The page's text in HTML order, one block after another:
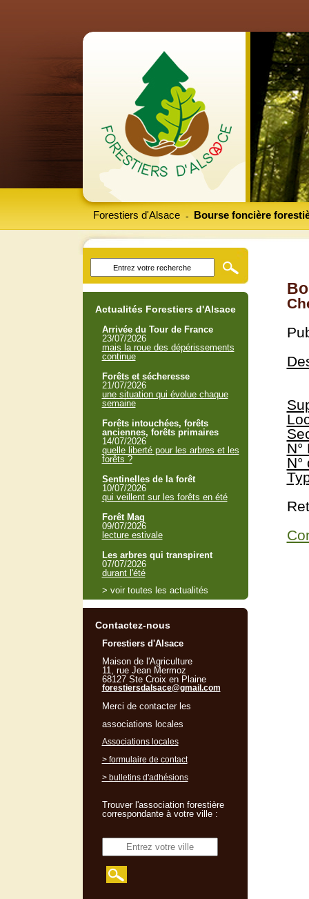
Forestiers d'Alsace Bourse foncière
-
N°
N°
Actualités Forestiers d'Alsace
Arrivée du Tour de France
23/07/2026
mais la roue des dépérissements
continue
Forêts et sécheresse
21/07/2026
une situation qui évolue chaque
semaine
Forêts intouchées, forêts
anciennes, forêts primaires
14/07/2026
quelle liberté pour les arbres et les
forêts ?
Sentinelles de la forêt
10/07/2026
qui veillent sur les forêts en été
Forêt Mag
09/07/2026
lecture estivale
Les arbres qui transpirent
07/07/2026
durant l'été
> voir toutes les actualités
Contactez-nous
Forestiers d'Alsace
Maison de l'Agriculture
11, rue Jean Mermoz
68127 Ste Croix en Plaine
forestiersdalsace@gmail.com
Merci de contacter les
associations locales
Associations locales
> formulaire de contact
> bulletins d'adhésions
Trouver l'association forestière
correspondante à votre ville :